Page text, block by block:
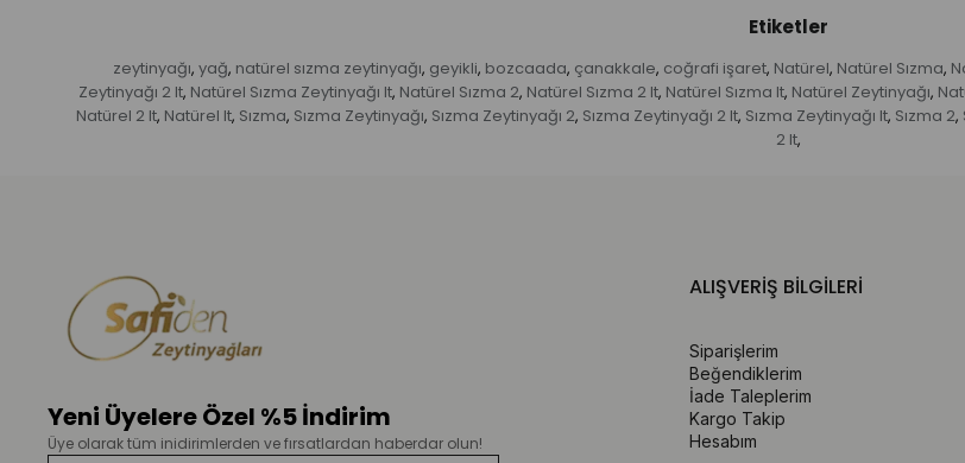
Etiketler
zeytinyağı, yağ, natürel sızma zeytinyağı, geyikli, bozcaada, çanakkale, coğrafi işaret, Natürel, Natürel Sızma,
Zeytinyağı 2 lt, Natürel Sızma Zeytinyağı lt, Natürel Sızma 2, Natürel Sızma 2 lt, Natürel Sızma lt, Natürel Zeytinyağı,
Natürel 2 lt, Natürel lt, Sızma, Sızma Zeytinyağı, Sızma Zeytinyağı 2, Sızma Zeytinyağı 2 lt, Sızma Zeytinyağı lt, Sızma 2,
2 lt,
Yeni Üyelere Özel %5 İndirim
Üye olarak tüm inidirimlerden ve fırsatlardan haberdar olun!
ALIŞVERİŞ BİLGİLERİ
Siparişlerim
Beğendiklerim
İade Taleplerim
Kargo Takip
Hesabım